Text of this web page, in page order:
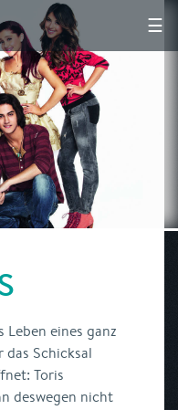
☰
Leben eines ganz
das Schicksal
Toris
deswegen nicht